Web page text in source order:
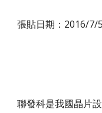
張貼日期：2016/7/
聯發科是我國晶片